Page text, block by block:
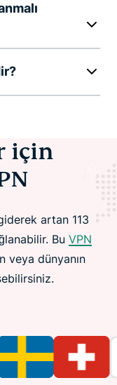
için
artan 113
Bu VPN
veya dünyanın